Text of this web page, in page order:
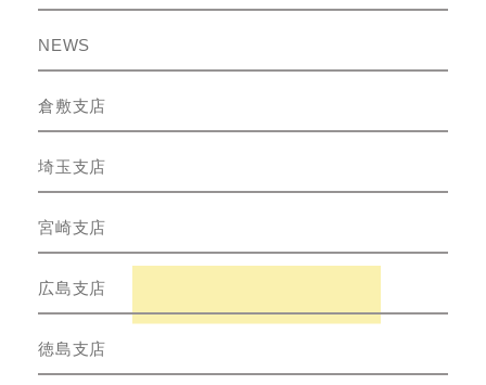
NEWS
倉敷支店
埼玉支店
宮崎支店
広島支店
徳島支店